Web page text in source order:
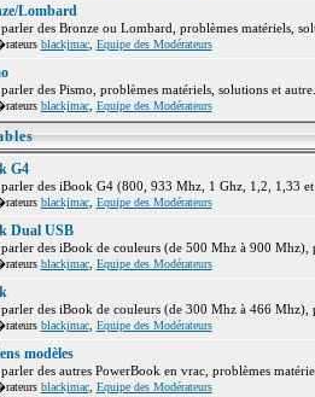
Lombard
des Bronze ou Lombard, problèmes matériels,
blackjmac, Equipe des Modérateurs
des Pismo, problèmes matériels, solutions et autre.
blackjmac, Equipe des Modérateurs
G4
des iBook G4 (800, 933 Mhz, 1 Ghz, 1,2, 1,33
blackjmac, Equipe des Modérateurs
Dual USB
des iBook de couleurs (de 500 Mhz à 900 Mhz),
blackjmac, Equipe des Modérateurs
des iBook de couleurs (de 300 Mhz à 466 Mhz),
blackjmac, Equipe des Modérateurs
modèles
des autres PowerBook en vrac, problèmes
blackjmac, Equipe des Modérateurs